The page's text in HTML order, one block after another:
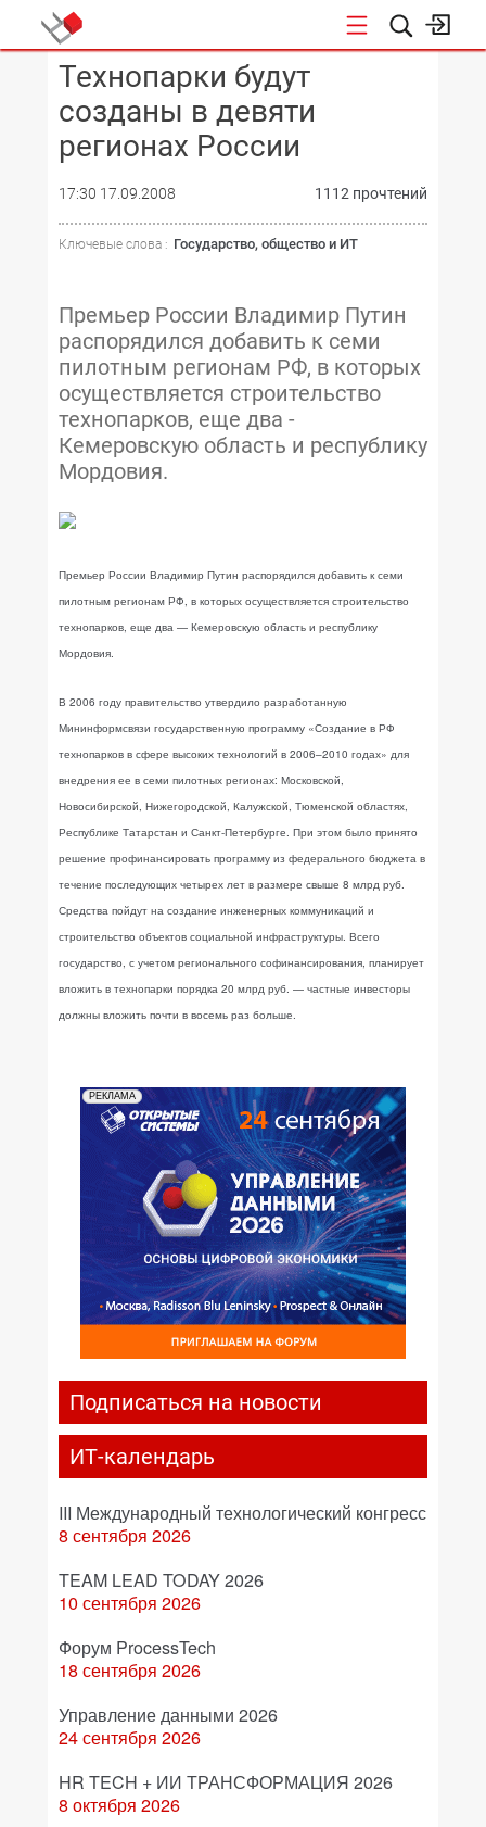
КОНФЕРЕНЦИИ
Технопарки будут
созданы в девяти
регионах России
17:30 17.09.2008 1112 прочтений
Ключевые слова : Государство, общество и ИТ
Премьер России Владимир Путин
распорядился добавить к семи
пилотным регионам РФ, в которых
осуществляется строительство
технопарков, еще два -
Кемеровскую область и республику
Мордовия.
Премьер России Владимир Путин распорядился добавить к семи
пилотным регионам РФ, в которых осуществляется строительство
технопарков, еще два — Кемеровскую область и республику
Мордовия.
В 2006 году правительство утвердило разработанную
Мининформсвязи государственную программу «Создание в РФ
технопарков в сфере высоких технологий в 2006–2010 годах» для
внедрения ее в семи пилотных регионах: Московской,
Новосибирской, Нижегородской, Калужской, Тюменской областях,
Республике Татарстан и Санкт-Петербурге. При этом было принято
решение профинансировать программу из федерального бюджета в
течение последующих четырех лет в размере свыше 8 млрд руб.
Средства пойдут на создание инженерных коммуникаций и
строительство объектов социальной инфраструктуры. Всего
государство, с учетом регионального софинансирования, планирует
вложить в технопарки порядка 20 млрд руб. — частные инвесторы
должны вложить почти в восемь раз больше.
РЕКЛАМА
Подписаться на новости
ИТ-календарь
III Международный технологический конгресс
8 сентября 2026
TEAM LEAD TODAY 2026
10 сентября 2026
Форум ProcessTech
18 сентября 2026
Управление данными 2026
24 сентября 2026
HR TECH + ИИ ТРАНСФОРМАЦИЯ 2026
8 октября 2026